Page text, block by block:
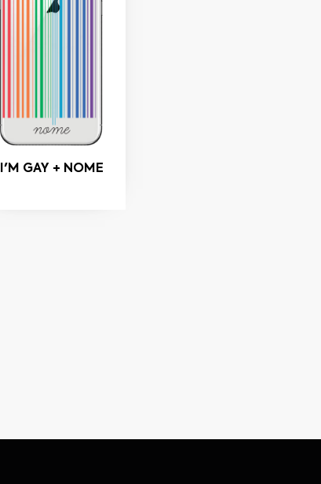
I'M GAY + NOME